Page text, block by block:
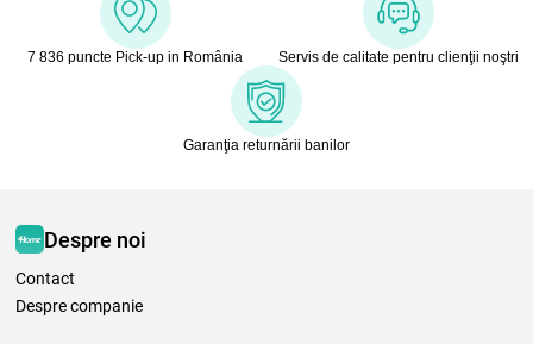
7 836 puncte Pick-up in România Servis de calitate pentru clienţii noştri
Garanţia returnării banilor
Despre noi
Contact
Despre companie